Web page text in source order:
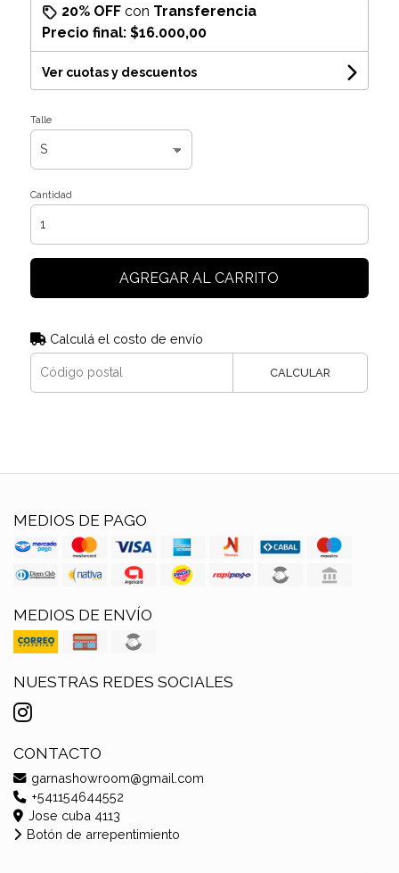
20% OFFcon Transferencia
Precio final: $16.000,00
Ver cuotas y descuentos
Talle
Cantidad
AGREGAR AL CARRITO
Calculá el costo de envío
CALCULAR
MEDIOS DE PAGO
MEDIOS DE ENVÍO
NUESTRAS REDES SOCIALES
CONTACTO
garnashowroom@gmail.com
+541154644552
Jose cuba 4113
Botón de arrepentimiento